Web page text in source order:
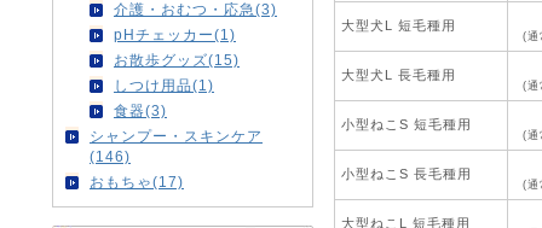
介護・おむつ・応急(3)
pHチェッカー(1)
お散歩グッズ(15)
しつけ用品(1)
食器(3)
シャンプー・スキンケア
(146)
おもちゃ(17)
大型犬L 短毛種用
(通
大型犬L 長毛種用
(通
小型ねこS 短毛種用
(通
小型ねこS 長毛種用
(通
大型ねこL 短毛種用